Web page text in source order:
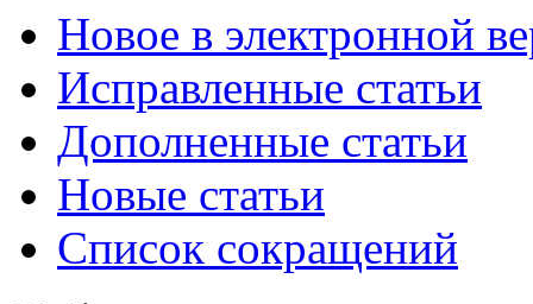
Новое в электронной
Исправленные статьи
Дополненные статьи
Новые статьи
Список сокращений